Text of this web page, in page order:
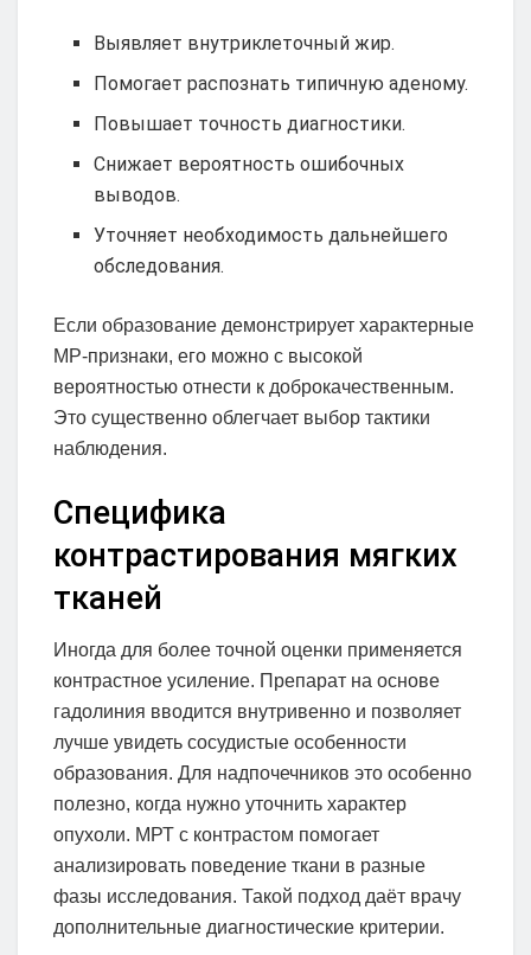
Выявляет внутриклеточный жир.
Помогает распознать типичную аденому.
Повышает точность диагностики.
Снижает вероятность ошибочных
выводов.
Уточняет необходимость дальнейшего
обследования.
Если образование демонстрирует характерные
МР-признаки, его можно с высокой
вероятностью отнести к доброкачественным.
Это существенно облегчает выбор тактики
наблюдения.
Специфика
контрастирования мягких
тканей
Иногда для более точной оценки применяется
контрастное усиление. Препарат на основе
гадолиния вводится внутривенно и позволяет
лучше увидеть сосудистые особенности
образования. Для надпочечников это особенно
полезно, когда нужно уточнить характер
опухоли. МРТ с контрастом помогает
анализировать поведение ткани в разные
фазы исследования. Такой подход даёт врачу
дополнительные диагностические критерии.